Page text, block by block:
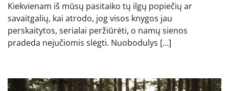
Kiekvienam iš mūsų pasitaiko tų ilgų popiečių ar
savaitgalių, kai atrodo, jog visos knygos jau
perskaitytos, serialai peržiūrėti, o namų sienos
pradeda nejučiomis slėgti. Nuobodulys […]